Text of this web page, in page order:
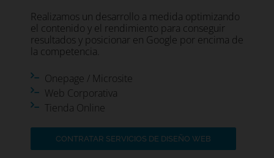
Realizamos un desarrollo a medida optimizando
el contenido y el rendimiento para conseguir
resultados y posicionar en Google por encima de
la competencia.
Onepage / Microsite
Web Corporativa
Tienda Online
CONTRATAR SERVICIOS DE DISEÑO WEB